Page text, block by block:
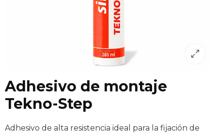
Adhesivo de montaje
Tekno-Step
Adhesivo de alta resistencia ideal para la fijación de